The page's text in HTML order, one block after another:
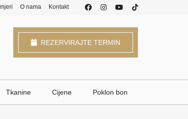
O nama Kontakt
REZERVIRAJTE TERMIN
Tkanine Cijene Poklon bon